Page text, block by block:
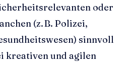
oder
(z. B. Polizei,
sinnvoll
kreativen und agilen